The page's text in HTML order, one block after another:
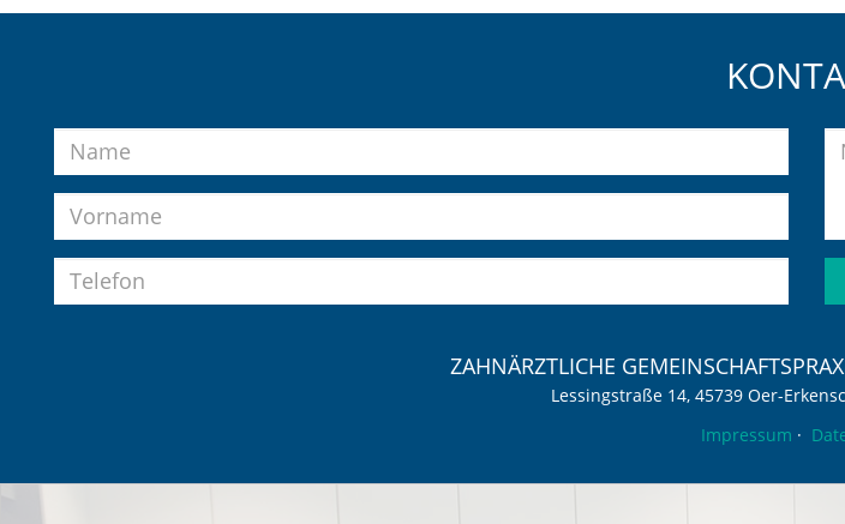
Name
Vorname
Telefon
ZAHNÄRZTLICHE
Lessingstraße 14, 45739 Oer-
Impressum